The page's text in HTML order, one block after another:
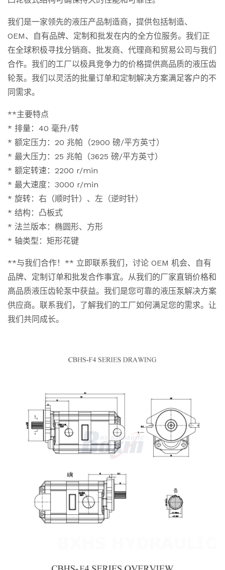
我们是一家领先的液压产品制造商，提供包括制造、
OEM、自有品牌、定制和批发在内的全方位服务。我们正
在全球积极寻找分销商、批发商、代理商和贸易公司与我们
合作。我们的工厂以极具竞争力的价格提供高品质的液压齿
轮泵。我们以灵活的批量订单和定制解决方案满足客户的不
同需求。
**主要特点
* 排量：40 毫升/转
* 额定压力：20 兆帕（2900 磅/平方英寸）
* 最大压力：25 兆帕（3625 磅/平方英寸）
* 额定转速：2200 r/min
* 最大速度：3000 r/min
* 旋转：右（顺时针）、左（逆时针）
* 结构：凸板式
* 法兰版本：椭圆形、方形
* 轴类型：矩形花键
**与我们合作！** 立即联系我们，讨论 OEM 机会、自有
品牌、定制订单和批发合作事宜。从我们的厂家直销价格和
高品质液压齿轮泵中获益。我们是您可靠的液压泵解决方案
供应商。联系我们，了解我们的工厂如何满足您的需求。让
我们共同成长。